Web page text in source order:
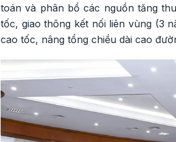
toán và phân bổ các nguồn tăng
tốc, giao thông kết nối liên vùng (3
cao tốc, nâng tổng chiều dài cao